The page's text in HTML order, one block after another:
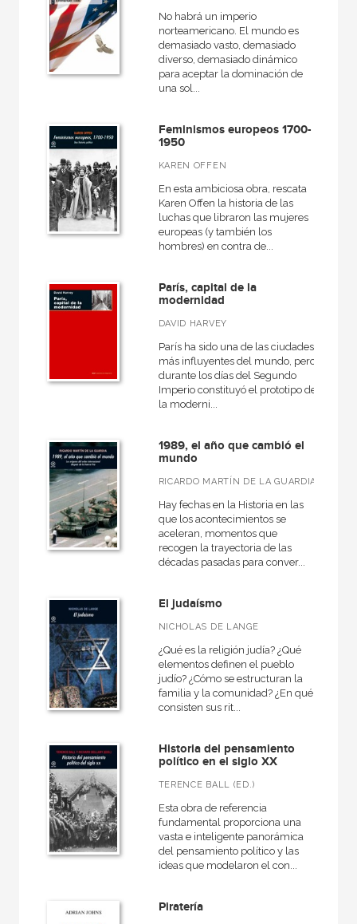
VER TODAS... (16)
Anverso
Arte en contexto
Atlas Akal
Básica de Bolsillo  Serie Clásicos de la literatura italiana
Básica de Bolsillo  Serie Referencia
Diccionarios
Grandes temas  Gran formato
Pensamiento crítico
NUESTROS FORMATOS
Cartoné
Ebook
Rústica
CATÁLOGOS PDF
No habrá un imperio
norteamericano. El mundo es
demasiado vasto, demasiado
diverso, demasiado dinámico
para aceptar la dominación de
una sol...
Feminismos europeos 1700-
1950
KAREN OFFEN
En esta ambiciosa obra, rescata
Karen Offen la historia de las
luchas que libraron las mujeres
europeas (y también los
hombres) en contra de...
París, capital de la
modernidad
DAVID HARVEY
París ha sido una de las ciudades
más influyentes del mundo, pero
durante los días del Segundo
Imperio constituyó el prototipo de
la moderni...
1989, el año que cambió el
mundo
RICARDO MARTÍN DE LA GUARDIA
Hay fechas en la Historia en las
que los acontecimientos se
aceleran, momentos que
recogen la trayectoria de las
décadas pasadas para conver...
El judaísmo
NICHOLAS DE LANGE
¿Qué es la religión judía? ¿Qué
elementos definen el pueblo
judío? ¿Cómo se estructuran la
familia y la comunidad? ¿En qué
consisten sus rit...
Historia del pensamiento
político en el siglo XX
TERENCE BALL (ED.)
Esta obra de referencia
fundamental proporciona una
vasta e inteligente panorámica
del pensamiento político y las
ideas que modelaron el con...
Piratería